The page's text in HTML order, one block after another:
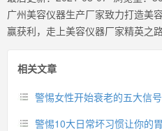
广州美容仪器生产厂家致力打造美
赢获利，走上美容仪器厂家精英之路
相关文章
警惕女性开始衰老的五大信号
警惕10大日常坏习惯让你的